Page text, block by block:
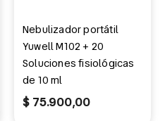
Nebulizador portátil
Yuwell M102 + 20
Soluciones fisiológicas
de 10 ml
$75.900,00